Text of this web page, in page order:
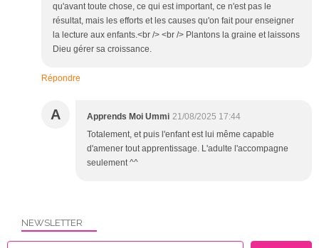
qu'avant toute chose, ce qui est important, ce n'est pas le
résultat, mais les efforts et les causes qu'on fait pour enseigner
la lecture aux enfants.<br /> <br /> Plantons la graine et laissons
Dieu gérer sa croissance.
Répondre
A Apprends Moi Ummi 21/08/2025 17:44
Totalement, et puis l'enfant est lui même capable
d'amener tout apprentissage. L'adulte l'accompagne
seulement ^^
NEWSLETTER